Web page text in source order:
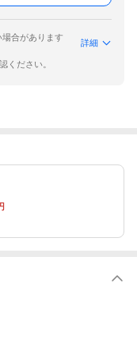
合があります
詳細
ください。